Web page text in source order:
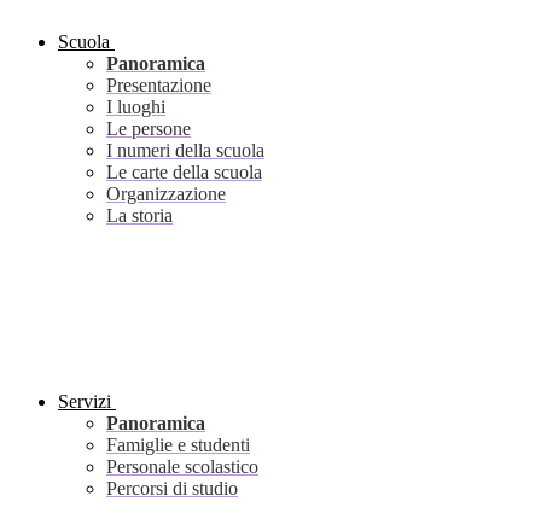
Scuola
Panoramica
Presentazione
I luoghi
Le persone
I numeri della scuola
Le carte della scuola
Organizzazione
La storia
Servizi
Panoramica
Famiglie e studenti
Personale scolastico
Percorsi di studio